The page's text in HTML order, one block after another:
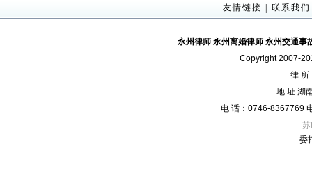
友情链接 联系我们
永州律师 永州离婚律师 永州交通事
Copyright 2007-
律 所
地 址:湖
电 话：0746-8367769
委